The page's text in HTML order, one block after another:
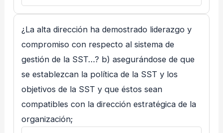
¿La alta dirección ha demostrado liderazgo y
compromiso con respecto al sistema de
gestión de la SST…? b) asegurándose de que
se establezcan la política de la SST y los
objetivos de la SST y que éstos sean
compatibles con la dirección estratégica de la
organización;